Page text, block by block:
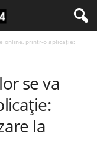
online, printr-o aplicație:
se va
la